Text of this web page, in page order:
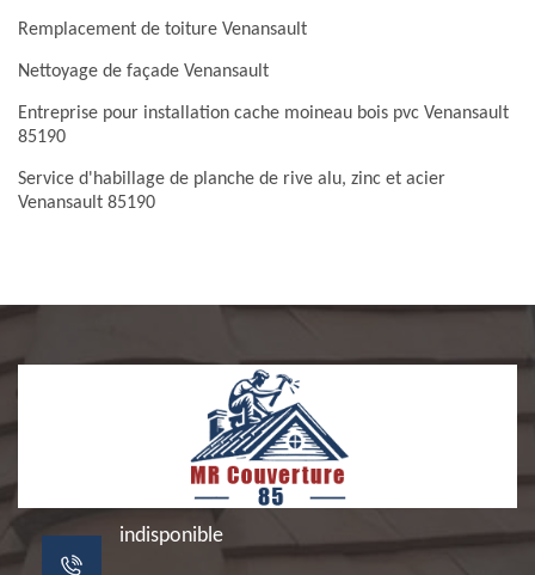
Remplacement de toiture Venansault
Nettoyage de façade Venansault
Entreprise pour installation cache moineau bois pvc Venansault
85190
Service d'habillage de planche de rive alu, zinc et acier
Venansault 85190
indisponible